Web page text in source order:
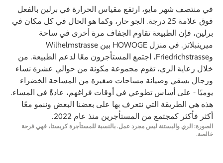
في منتصف شهر مايو، ارتفع مقياس الحرارة في برلين بالفعل
فوق علامة 25 درجة. الجو حار، وكما هو الحال في كل مكان في
برلين، فإن الطبيعة تقاوم الجفاف مرة أخرى في ساحة
ميرينبلاتز. في منزل HOWOGE بين Wilhelmstrasse
وFriedrichstrasse، اجتمع المستأجرون معًا لدعم الطبيعة. من
خلال رعاية الري، تقوم مجموعة مكونة من حوالي عشرة نساء
ورجال بسقي وصيانة مساحات صغيرة من المساحة الخضراء
يوميًا - على أساس تطوعي في أوقات فراغهم، عادةً في المساء.
هذه هي الطريقة التي نتعرف بها على بعضنا البعض وننمو معًا
أكثر فأكثر كمجتمع من المستأجرين منذ عام 2022.
الصورة: الري والبستنة ليس مجرد عمل. بالنسبة للمستأجرة كريستا، فهي فرحة
خالصة.